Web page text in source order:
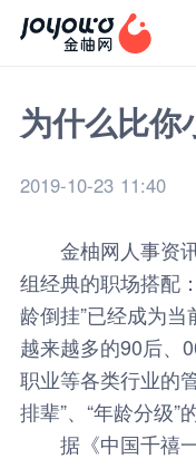
为什么比你
2019-10-23 11:40
金柚网 人事资
组经典的职场搭配
龄倒挂”已经成为当
越来越多的90后、
职业等各类行业的
排辈”、“年龄分级”
据《中国千禧一